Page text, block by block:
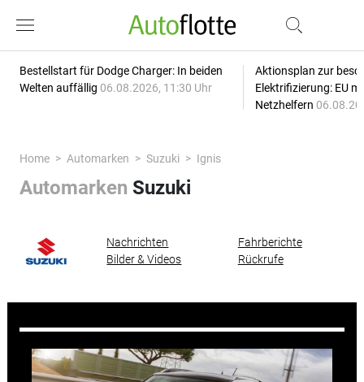
Bestellstart für Dodge Charger: In beiden
Welten auffällig 06.08.2026, 11:30 Uhr
Aktionsplan zur
Elektrifizierung: EU
Netzhelfern
Home Automarken Suzuki Ignis
Automarken Suzuki
Nachrichten
Fahrberichte
Bilder & Videos
Rückrufe